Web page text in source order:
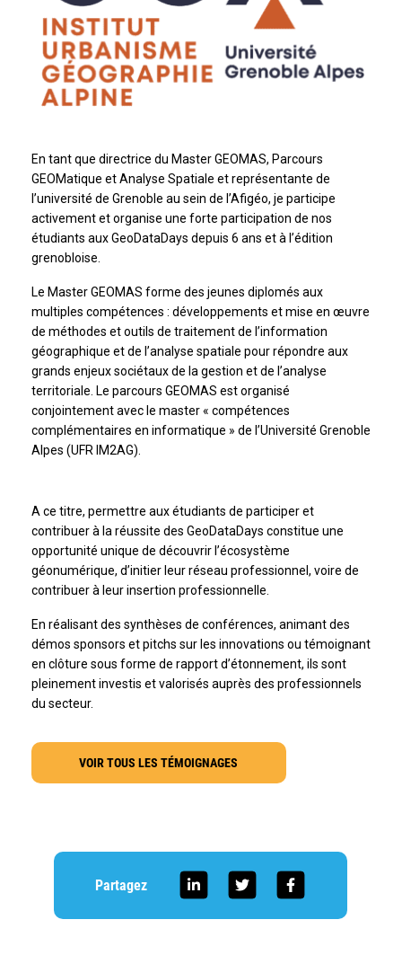
En tant que directrice du Master GEOMAS, Parcours
GEOMatique et Analyse Spatiale et représentante de
l’université de Grenoble au sein de l’Afigéo, je participe
activement et organise une forte participation de nos
étudiants aux GeoDataDays depuis 6 ans et à l’édition
grenobloise.
Le Master GEOMAS forme des jeunes diplomés aux
multiples compétences : développements et mise en œuvre
de méthodes et outils de traitement de l’information
géographique et de l’analyse spatiale pour répondre aux
grands enjeux sociétaux de la gestion et de l’analyse
territoriale. Le parcours GEOMAS est organisé
conjointement avec le master « compétences
complémentaires en informatique » de l’Université Grenoble
Alpes (UFR IM2AG).
A ce titre, permettre aux étudiants de participer et
contribuer à la réussite des GeoDataDays constitue une
opportunité unique de découvrir l’écosystème
géonumérique, d’initier leur réseau professionnel, voire de
contribuer à leur insertion professionnelle.
En réalisant des synthèses de conférences, animant des
démos sponsors et pitchs sur les innovations ou témoignant
en clôture sous forme de rapport d’étonnement, ils sont
pleinement investis et valorisés auprès des professionnels
du secteur.
VOIR TOUS LES TÉMOIGNAGES
Partagez